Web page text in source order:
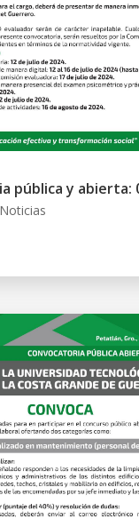
pública y abierta:
Noticias